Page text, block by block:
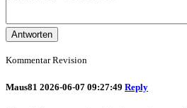
Antworten
Kommentar Revision
Maus81 2026-06-07 09:27:49 Reply